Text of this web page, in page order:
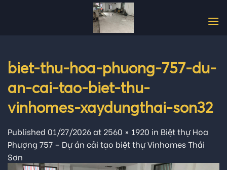
biet-thu-hoa-phuong-757-du-
an-cai-tao-biet-thu-
vinhomes-xaydungthai-son32
Published 01/27/2026at 2560 × 1920 in Biệt thự Hoa
Phượng 757 – Dự án cải tạo biệt thự Vinhomes Thái
Sơn